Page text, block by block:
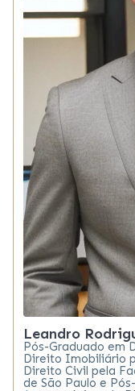
Leandro
Pós-Graduado em
Direito Imobiliário
Direito Civil pela
de São Paulo e